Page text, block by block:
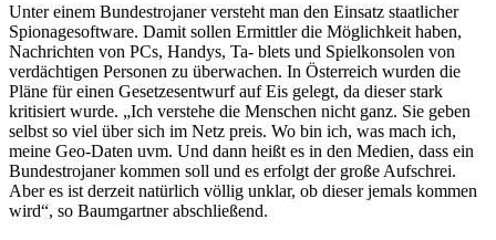
Unter einem Bundestrojaner versteht man den Einsatz staatlicher
Spionagesoftware. Damit sollen Ermittler die Möglichkeit haben,
Nachrichten von PCs, Handys, Ta- blets und Spielkonsolen von
verdächtigen Personen zu überwachen. In Österreich wurden die
Pläne für einen Gesetzesentwurf auf Eis gelegt, da dieser stark
kritisiert wurde. „Ich verstehe die Menschen nicht ganz. Sie geben
selbst so viel über sich im Netz preis. Wo bin ich, was mach ich,
meine Geo-Daten uvm. Und dann heißt es in den Medien, dass ein
Bundestrojaner kommen soll und es erfolgt der große Aufschrei.
Aber es ist derzeit natürlich völlig unklar, ob dieser jemals kommen
wird“, so Baumgartner abschließend.